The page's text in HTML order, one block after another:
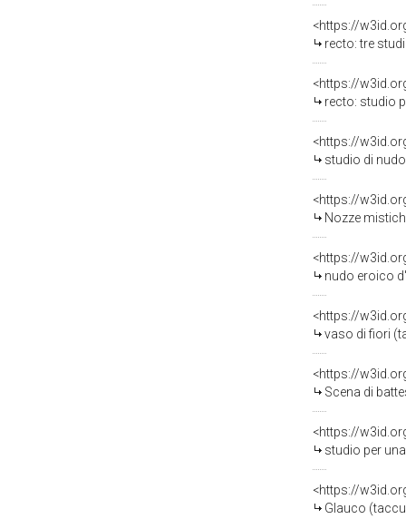
<https://
recto: tre studi
<https://
recto: studio per baculo
<https://
studio di nudo
<https://
Nozze mistiche di
<https://
nudo eroico
<https://
vaso di fiori
<https://
Scena di
<https://
studio per una
<https://
Glauco